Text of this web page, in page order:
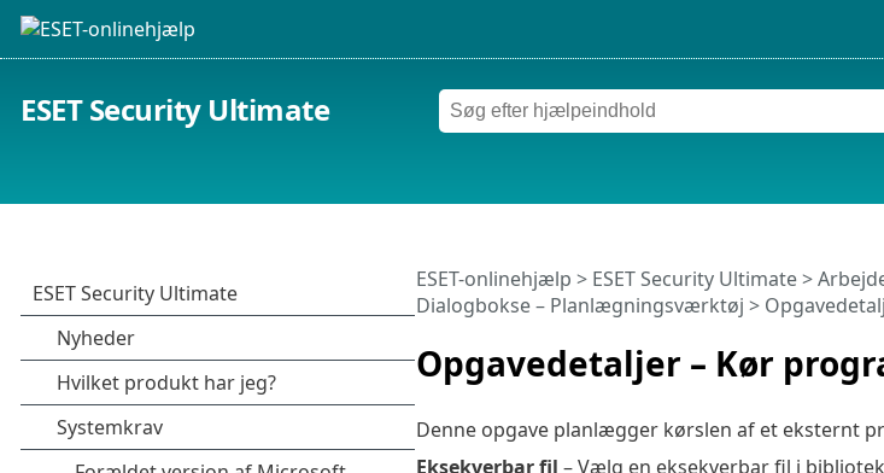
ESET Security Ultimate
Opgavedetaljer – Kør
ESET-onlinehjælp > ESET Security Ultimate>
Dialogbokse – Planlægningsværktøj >
Denne opgave planlægger kørslen af et eksternt
Eksekverbar fil – Vælg en eksekverbar fil i